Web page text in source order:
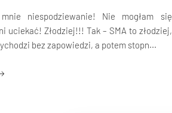
mnie niespodziewanie! Nie mogłam się
uciekać! Złodziej!!! Tak – SMA to złodziej,
bez zapowiedzi, a potem stopn...